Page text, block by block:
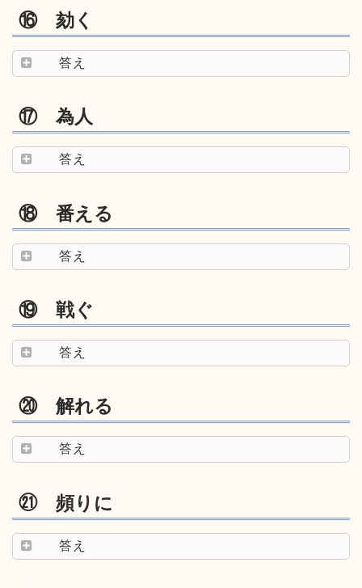
⑯ 劾く
答え
⑰ 為人
答え
⑱ 番える
答え
⑲ 戦ぐ
答え
⑳ 解れる
答え
㉑ 頻りに
答え